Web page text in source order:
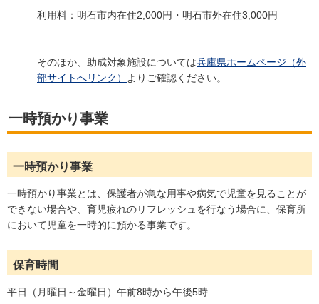
利用料：明石市内在住2,000円・明石市外在住3,000円
そのほか、助成対象施設については兵庫県ホームページ（外
部サイトへリンク） よりご確認ください。
一時預かり事業
一時預かり事業
一時預かり事業とは、保護者が急な用事や病気で児童を見ることが
できない場合や、育児疲れのリフレッシュを行なう場合に、保育所
において児童を一時的に預かる事業です。
保育時間
平日（月曜日～金曜日）午前8時から午後5時